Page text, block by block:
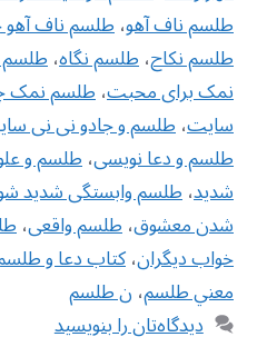
طلسم ناف آهو،طلسم ناف
طلسم نکاح،طلسم نگاه،طلسم
نمک برای محبت،طلسم
سایت،طلسم و جادو نی نی
طلسم و دعا نویسی،طلسم و
شدید،طلسم وابستگی شدید
شدن معشوق،طلسم واقعی،
خواب دیگران،کتاب دعا و
معني طلسم،ن طلسم
دیدگاه‌تان را بنویسید